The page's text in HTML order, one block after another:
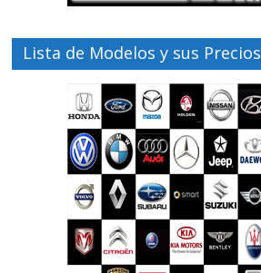
Lista de Modelos y sus Precios